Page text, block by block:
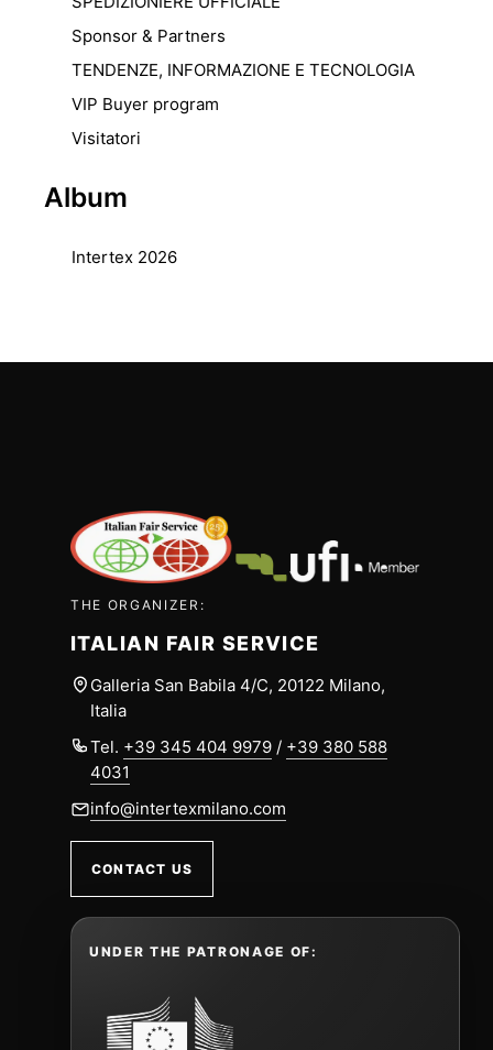
Sponsor & Partners
TENDENZE, INFORMAZIONE E TECNOLOGIA
VIP Buyer program
Visitatori
Album
Intertex 2026
THE ORGANIZER:
ITALIAN FAIR SERVICE
Galleria San Babila 4/C, 20122 Milano,
Italia
Tel. +39 345 404 9979 / +39 380 588
4031
info@intertexmilano.com
CONTACT US
UNDER THE PATRONAGE OF: